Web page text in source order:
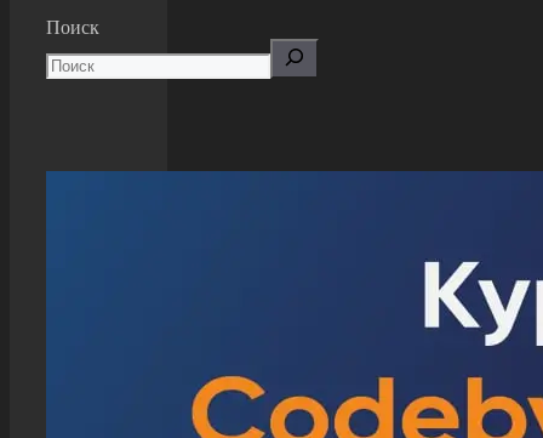
Поиск